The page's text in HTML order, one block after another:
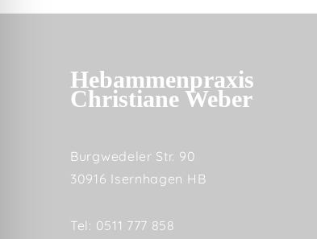
Hebammenpraxis
Christiane Weber
Burgwedeler Str. 90
30916 Isernhagen HB
Tel: 0511 777 858